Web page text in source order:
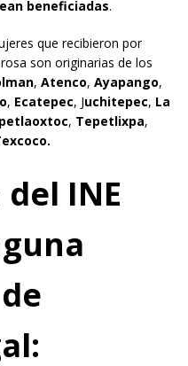
beneficiadas.
que recibieron por
son originarias de los
, Atenco, Ayapango,
, Ecatepec, Juchitepec, La
, Tepetlixpa,
INE